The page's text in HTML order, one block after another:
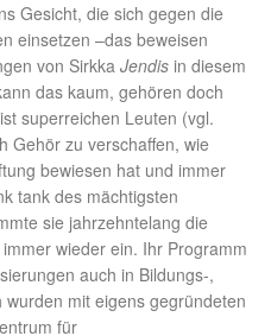
Gesicht, die sich gegen die
einsetzen –das beweisen
von Sirkka Jendis in diesem
das kaum, gehören doch
superreichen Leuten (vgl.
Gehör zu verschaffen, wie
bewiesen hat und immer
tank des mächtigsten
sie jahrzehntelang die
wieder ein. Ihr Programm
auch in Bildungs-,
mit eigens gegründeten
für